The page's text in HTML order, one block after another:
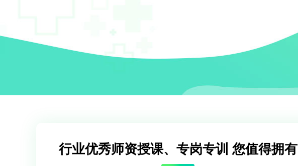
行业优秀师资授课、专岗专训 您值得拥有